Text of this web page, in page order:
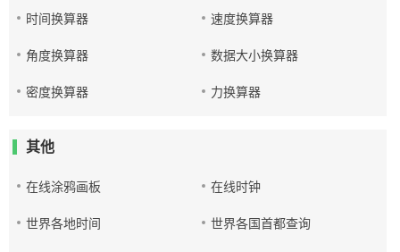
时间换算器 速度换算器
角度换算器 数据大小换算器
密度换算器 力换算器
其他
在线涂鸦画板 在线时钟
世界各地时间 世界各国首都查询